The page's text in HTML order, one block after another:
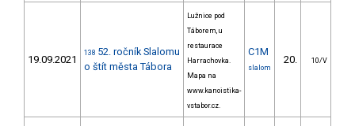
19.09.2021
138 52. ročník Slalomu
o štít města Tábora
Lužnice pod
Táborem, u
restaurace
Harrachovka.
Mapa na
www.kanoistika-
vstabor.cz.
C1M
slalom
20. 10/V